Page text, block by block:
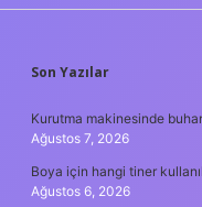
SIDEBAR
Son Yazılar
Kurutma makinesinde
Ağustos 7, 2026
Boya için hangi tiner
Ağustos 6, 2026